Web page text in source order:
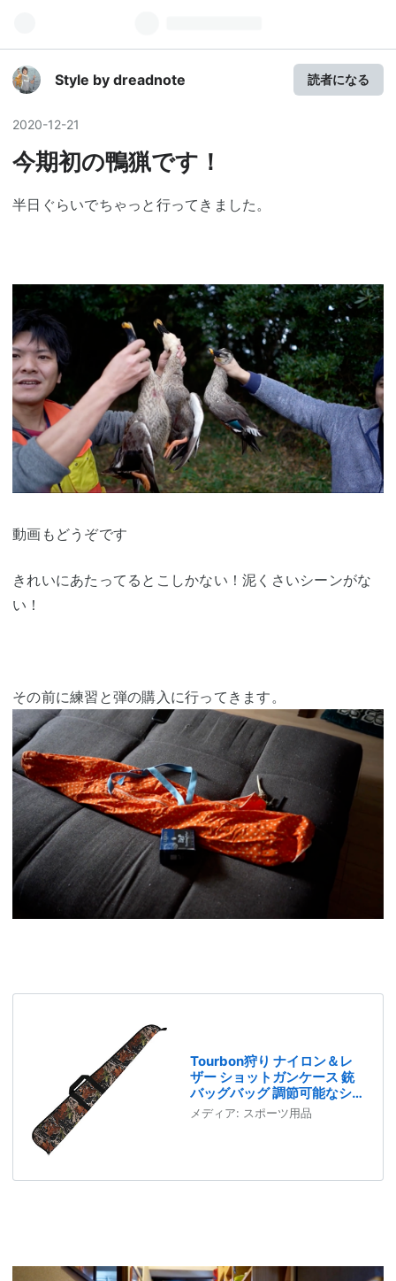
Style by dreadnote 読者になる
2020-12-21
今期初の鴨猟です！
半日ぐらいでちゃっと行ってきました。
動画もどうぞです
きれいにあたってるとこしかない！泥くさいシーンがな
い！
その前に練習と弾の購入に行ってきます。
Tourbon狩り ナイロン＆レ
ザー ショットガンケース 銃
バッグバッグ 調節可能なシ
ョルダーストラップ付き
メディア: スポーツ用品